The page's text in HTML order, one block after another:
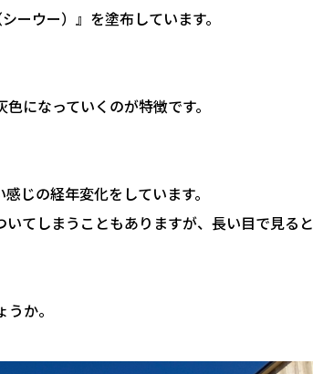
ーウー）』を塗布しています。
になっていくのが特徴です。
じの経年変化をしています。
てしまうこともありますが、長い目で見ると
か。